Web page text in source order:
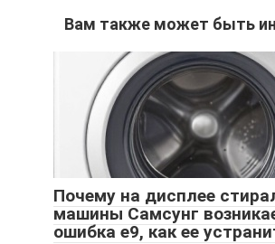
Вам также может быть
Почему на дисплее
машины Самсунг
ошибка е9, как ее